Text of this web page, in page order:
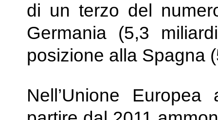
di un terzo del
Germania (5,3
posizione alla Spagna
Nell’Unione